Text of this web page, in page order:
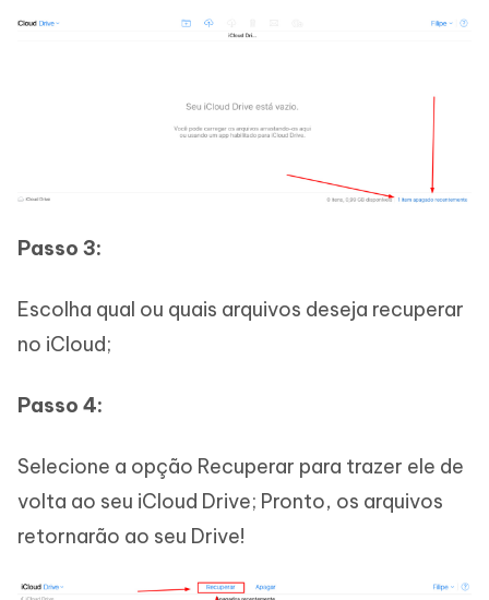
Passo 3:
Escolha qual ou quais arquivos deseja recuperar
no iCloud;
Passo 4:
Selecione a opção Recuperar para trazer ele de
volta ao seu iCloud Drive; Pronto, os arquivos
retornarão ao seu Drive!